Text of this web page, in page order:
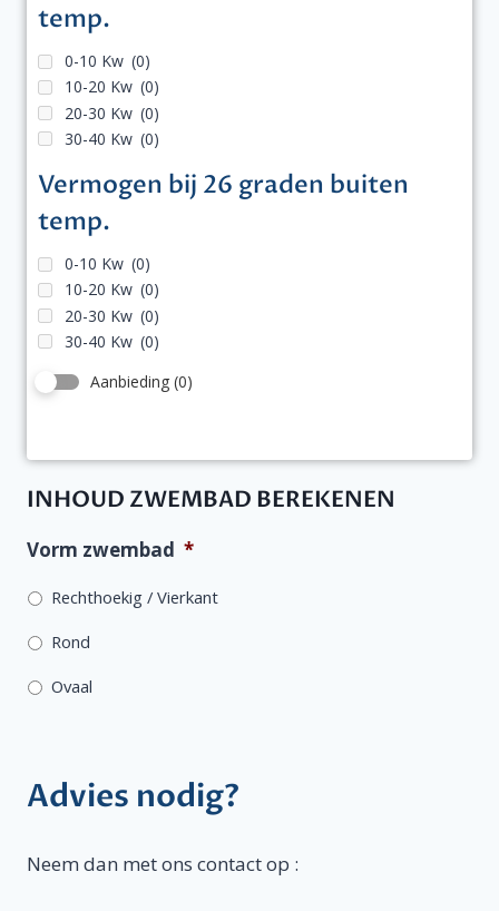
temp.
0-10 Kw (0)
10-20 Kw (0)
20-30 Kw (0)
30-40 Kw (0)
Vermogen bij 26 graden buiten
temp.
0-10 Kw (0)
10-20 Kw (0)
20-30 Kw (0)
30-40 Kw (0)
Aanbieding (0)
INHOUD ZWEMBAD BEREKENEN
Vorm zwembad *
Rechthoekig / Vierkant
Rond
Ovaal
Advies nodig?
Neem dan met ons contact op :